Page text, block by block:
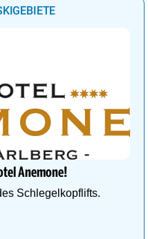
Anemone!
Schlegelkopflifts.